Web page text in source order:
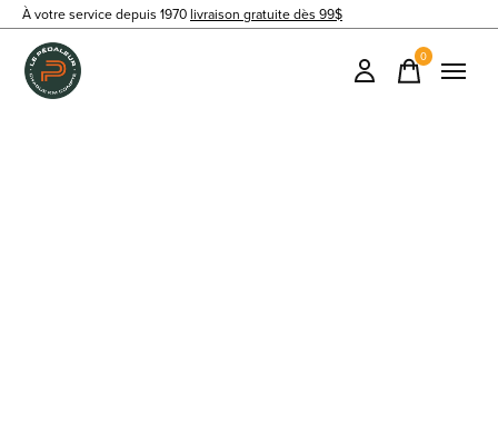
À votre service depuis 1970 livraison gratuite dès 99$
0items